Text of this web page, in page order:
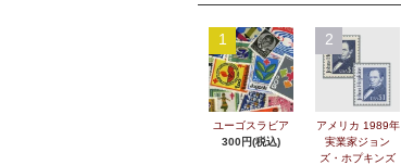
1
ユーゴスラビア
300円(税込)
2
アメリカ 1989年
実業家ジョン
ズ・ホプキンズ